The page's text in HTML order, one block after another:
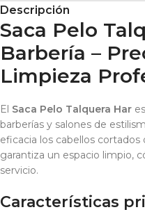
Descripción
Saca Pelo
Barbería –
Limpieza
El Saca Pelo Talquera Har
barberías y salones de
eficacia los cabellos
garantiza un espacio limpio,
servicio.
Características